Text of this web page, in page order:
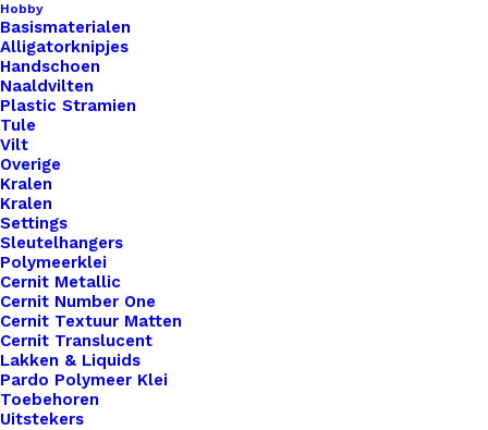
Hobby
Basismaterialen
Alligatorknipjes
Handschoen
Naaldvilten
Plastic Stramien
Tule
Vilt
Overige
Kralen
Kralen
Settings
Sleutelhangers
Polymeerklei
Cernit Metallic
Cernit Number One
Cernit Textuur Matten
Cernit Translucent
Lakken & Liquids
Pardo Polymeer Klei
Toebehoren
Uitstekers
Nog meer leuks!